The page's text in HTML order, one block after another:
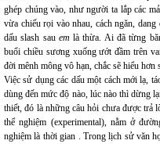
ghép chúng vào, như người ta lắp các
vừa chiếu rọi vào nhau, cách ngăn,
dấu slash sau em là thừa. Ai đã từng
buổi chiều sương xuống ướt đầm trên
đời mênh mông vô hạn, chắc sẽ hiểu
Việc sử dụng các dấu một cách mới lạ,
dùng đến mức độ nào, lúc nào thì dừng
thiết, đó là những câu hỏi chưa được trả
thể nghiệm (experimental), nằm ở
nghiệm là thời gian . Trong lịch sử văn